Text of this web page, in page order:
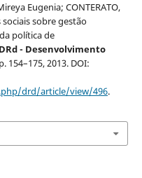
Eugenia; CONTERATO,
sobre gestão
política de
DRd - Desenvolvimento
154–175, 2013. DOI:
drd/article/view/496.